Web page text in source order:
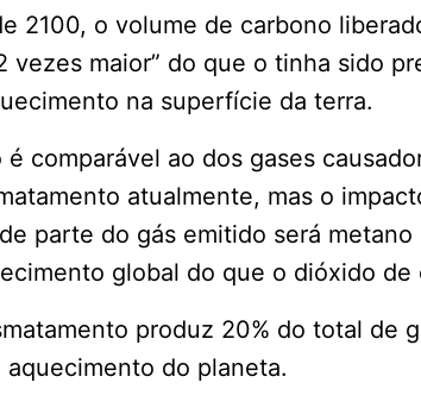
2100, o volume de carbono
vezes maior” do que o tinha sido
na superfície da terra.
é comparável ao dos gases
atualmente, mas o
parte do gás emitido será
global do que o dióxido de
produz 20% do total de
do planeta.